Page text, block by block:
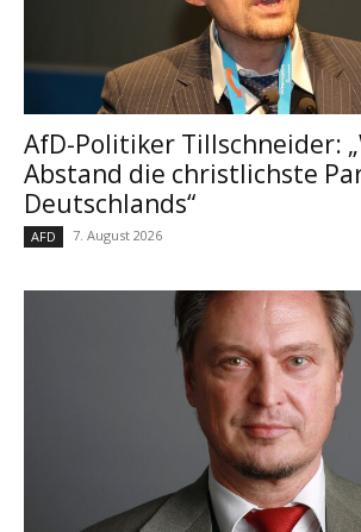
AfD-Politiker Tillschneider:
Abstand die christlichste
Deutschlands“
AFD 7. August 2026